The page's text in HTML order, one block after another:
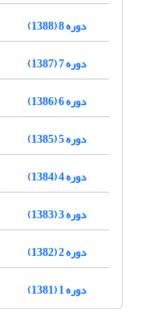
دوره 8 (1388)
دوره 7 (1387)
دوره 6 (1386)
دوره 5 (1385)
دوره 4 (1384)
دوره 3 (1383)
دوره 2 (1382)
دوره 1 (1381)